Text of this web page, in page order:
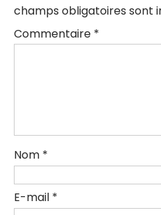
champs obligatoires sont
Commentaire *
Nom *
E-mail *